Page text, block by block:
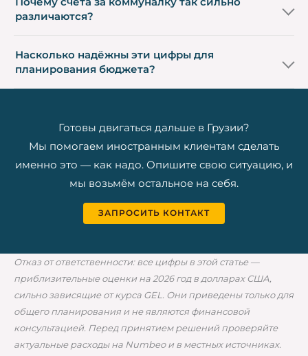
различаются?
Насколько надёжны эти цифры для
планирования бюджета?
Готовы двигаться дальше в Грузии?
Мы помогаем иностранным клиентам сделать
именно это — как надо. Опишите свою ситуацию, и
мы возьмём остальное на себя.
ЗАПРОСИТЬ КОНТАКТ
Отказ от ответственности: все цифры в этой статье —
приблизительные оценки на 2026 год в долларах США,
сильно зависящие от курса GEL. Они приведены только для
общего планирования и не являются финансовой
консультацией. Перед принятием решений проверяйте
актуальные расходы на Numbeo и в местных источниках.